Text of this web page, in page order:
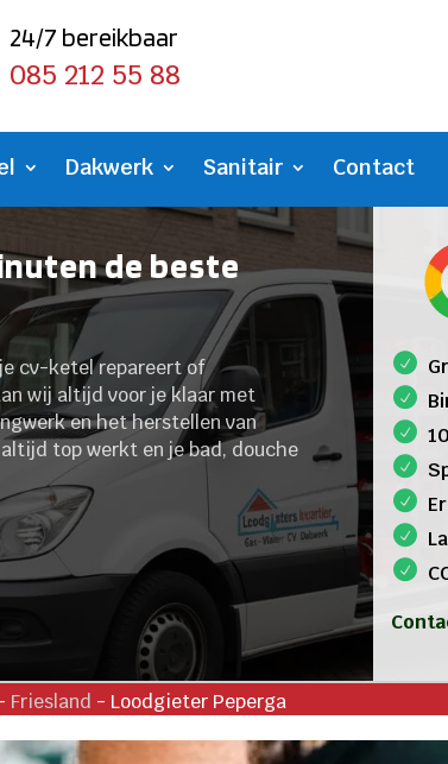
24/7 bereikbaar
085 212 55 88
Dakwerk Sanitair Contact
de beste
cv-ketel repareert of
wij altijd voor je klaar met
en het herstellen van
top werkt en je bad, douche
Friesland - Loodgieter Peperga